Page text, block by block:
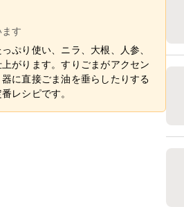
す
ぷり使い、ニラ、大根、人参、
上がります。すりごまがアクセン
に直接ごま油を垂らしたりする
レシピです。